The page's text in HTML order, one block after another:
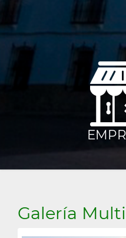
Galería